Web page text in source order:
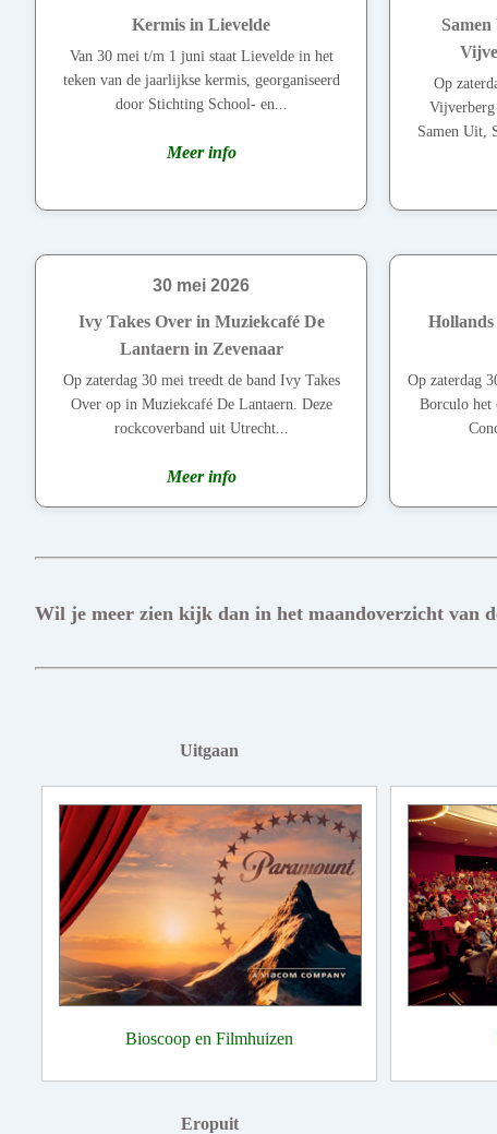
Kermis in Lievelde
Van 30 mei t/m 1 juni staat Lievelde in het
teken van de jaarlijkse kermis, georganiseerd
door Stichting School- en...
Meer info
Op
Vijverberg
Samen Uit,
30 mei 2026
Ivy Takes Over in Muziekcafé De
Lantaern in Zevenaar
Op zaterdag 30 mei treedt de band Ivy Takes
Over op in Muziekcafé De Lantaern. Deze
rockcoverband uit Utrecht...
Meer info
Op zaterdag
Borculo het
Wil je meer zien kijk dan in het maandoverzicht van
Uitgaan
Bioscoop en Filmhuizen
Eropuit